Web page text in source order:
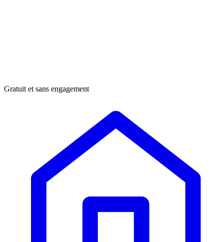
Gratuit et sans engagement